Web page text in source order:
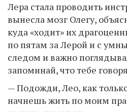
Лера стала проводить
вынесла мозг Олегу,
куда «ходит» их
по пятам за Лерой и с
следом и важно
запоминай, что тебе
— Подожди, Лео, как
начнешь жить по моим